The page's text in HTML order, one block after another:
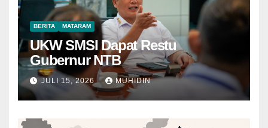
BERITA MATARAM
UKW SMSI Dapat Restu
Gubernur NTB
JULI 15, 2026 MUHIDIN